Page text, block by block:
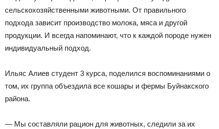
сельскохозяйственными животными. От правильного
подхода зависит производство молока, мяса и другой
продукции. И всегда напоминают, что к каждой породе нужен
индивидуальный подход.
Ильяс Алиев студент 3 курса, поделился воспоминаниями о
том, их группа объездила все кошары и фермы Буйнакского
района.
— Мы составляли рацион для животных, следили за их